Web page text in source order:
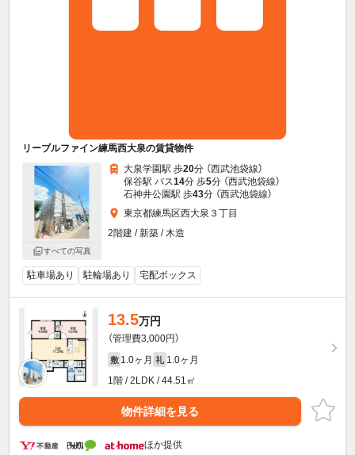
リーブルファイン練馬西大泉の賃貸物件
すべての写真
大泉学園駅 歩20分 （西武池袋線）
保谷駅 バス14分 歩5分 （西武池袋線）
石神井公園駅 歩43分 （西武池袋線）
東京都練馬区西大泉３丁目
2階建 / 新築 / 木造
駐車場あり 駐輪場あり 宅配ボックス
13.5万円
（管理費3,000円）
敷 1.0ヶ月 礼 1.0ヶ月
1階 / 2LDK / 44.51㎡
物件詳細を見る
ほか提供